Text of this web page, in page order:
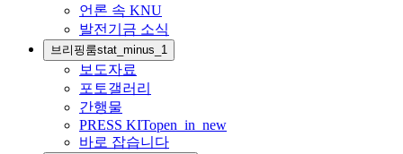
언론 속 KNU
발전기금 소식
브리핑룸stat_minus_1
보도자료
포토갤러리
간행물
PRESS KITopen_in_new
바로 잡습니다